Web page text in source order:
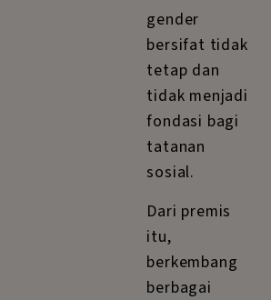
gender
bersifat tidak
tetap dan
tidak menjadi
fondasi bagi
tatanan
sosial.
Dari premis
itu,
berkembang
berbagai